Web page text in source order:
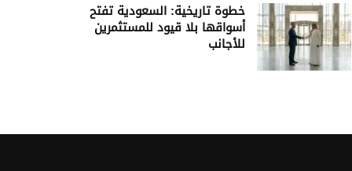
خطوة تاريخية: السعودية تفتح
أسواقها بلا قيود للمستثمرين
للأجانب